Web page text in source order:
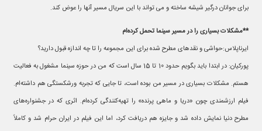
برای جوانان درگیر شیشه ساخته و می تواند با این سریال مسیر آنها را عوض کند.
**مشکلات بسیاری را در مسیر سینما تحمل کرده‌ام
ایرناپلاس:حواشی و نقدهای مطرح شده برای این مجموعه را تا چه اندازه قبول دارید؟
پورکیان: در ابتدا باید بگویم حدود 10 تا 15 سال است که من در حوزه سینما مشغول به فعالیت
هستم. مشکلات بسیاری در مسیر من بوده است، تا جایی که تجربه ورشکستگی هم داشته‌ام.
فیلم ارزشمندی چون «دریا و ماهی پرنده» را تهیه‌کنندگی کرده‌ام. اثری که در جشنواره‌های
مطرح دنیا نمایش داده شد و جایزه هم دریافت کرد، اما این فیلم در ایران حرام شد و کاملاً